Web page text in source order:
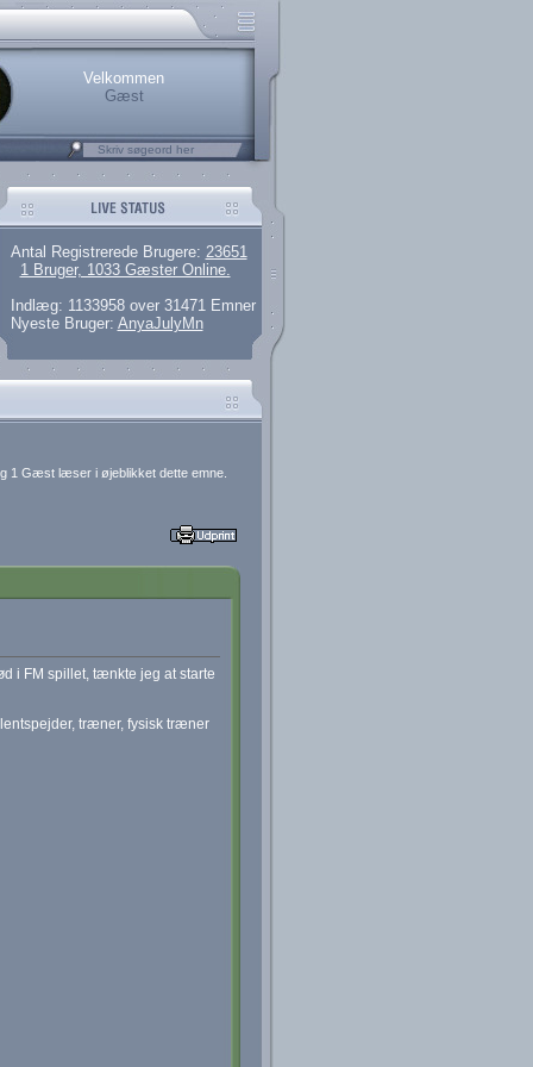
brugere
artikler og 135 guides
her.
Velkommen
Gæst
Antal Registrerede Brugere: 23651
1 Bruger, 1033 Gæster Online.
Indlæg: 1133958 over 31471 Emner
Nyeste Bruger: AnyaJulyMn
1 Gæst læser i øjeblikket dette emne.
i FM spillet, tænkte jeg at starte
træner, fysisk træner